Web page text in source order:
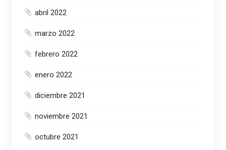
abril 2022
marzo 2022
febrero 2022
enero 2022
diciembre 2021
noviembre 2021
octubre 2021